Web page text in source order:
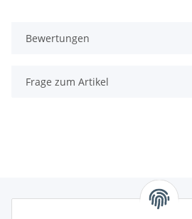
Bewertungen
Frage zum Artikel